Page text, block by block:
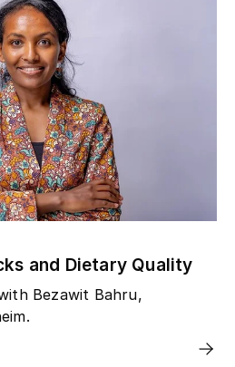
and Dietary Quality
Bezawit Bahru,